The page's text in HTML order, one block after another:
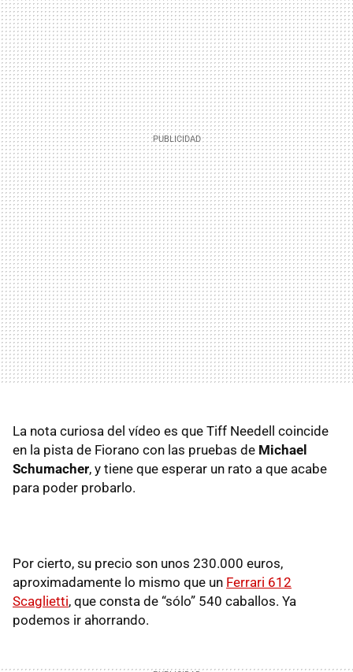
La nota curiosa del vídeo es que Tiff Needell coincide
en la pista de Fiorano con las pruebas de Michael
Schumacher, y tiene que esperar un rato a que acabe
para poder probarlo.
Por cierto, su precio son unos 230.000 euros,
aproximadamente lo mismo que un Ferrari 612
Scaglietti, que consta de “sólo” 540 caballos. Ya
podemos ir ahorrando.